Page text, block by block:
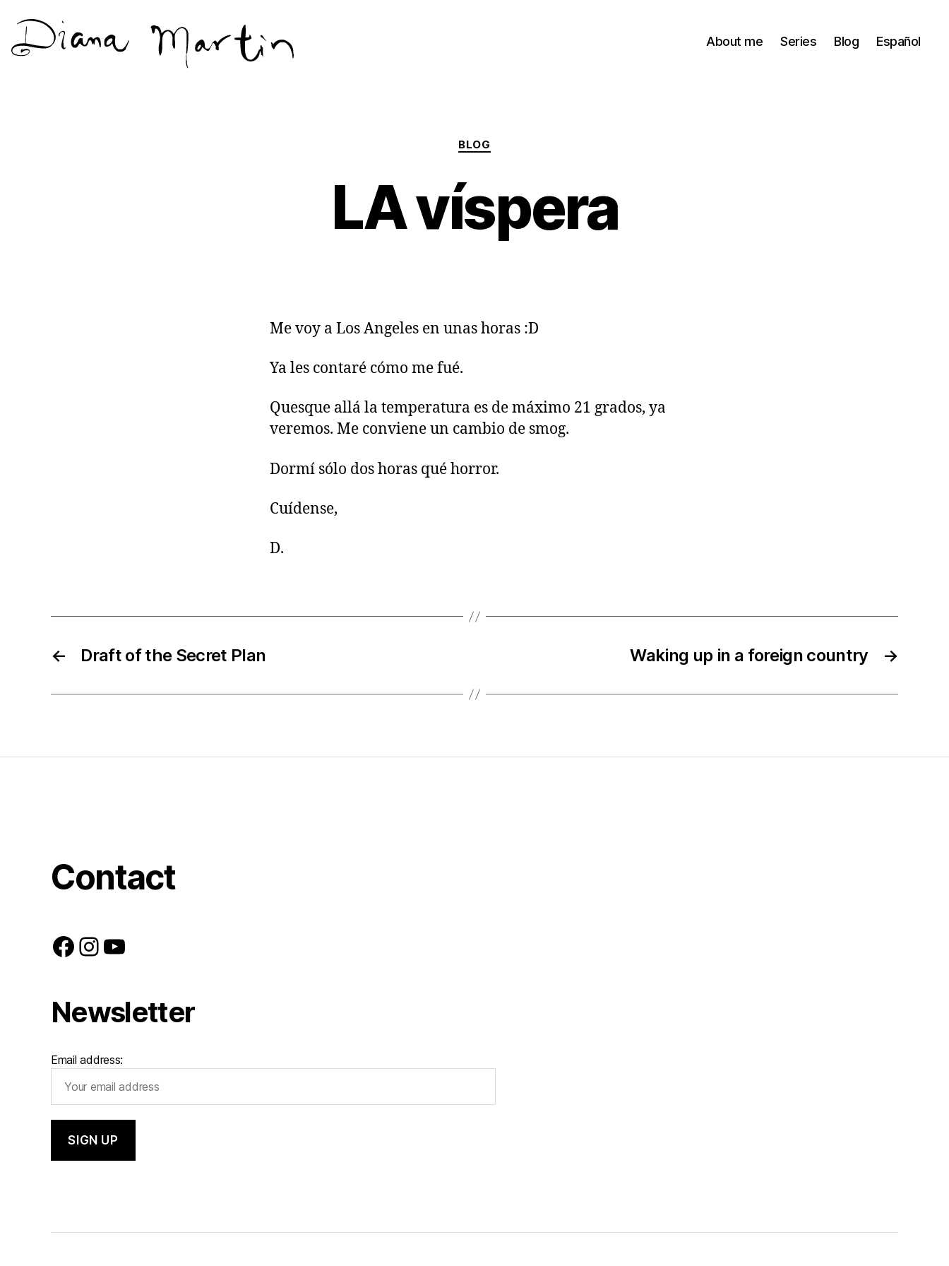
About me Series Blog Español
Categories
BLOG
LA víspera
Me voy a Los Angeles en unas horas :D
Ya les contaré cómo me fué.
Quesque allá la temperatura es de máximo 21 grados, ya
veremos. Me conviene un cambio de smog.
Dormí sólo dos horas qué horror.
Cuídense,
D.
← Draft of the Secret Plan →
Waking up in a foreign country
Contact
Facebook
Instagram
YouTube
Newsletter
Email address: